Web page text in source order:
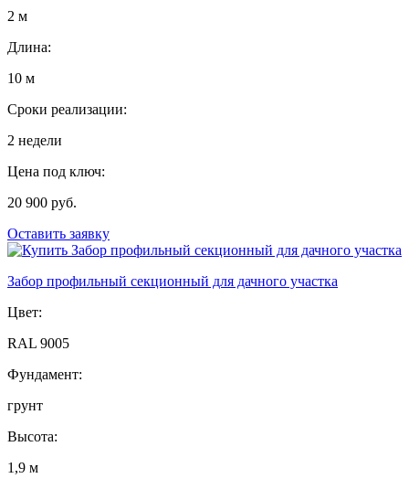
2 м
Длина:
10 м
Сроки реализации:
2 недели
Цена под ключ:
20 900 руб.
Оставить заявку
Забор профильный секционный для дачного участка
Цвет:
RAL 9005
Фундамент:
грунт
Высота:
1,9 м